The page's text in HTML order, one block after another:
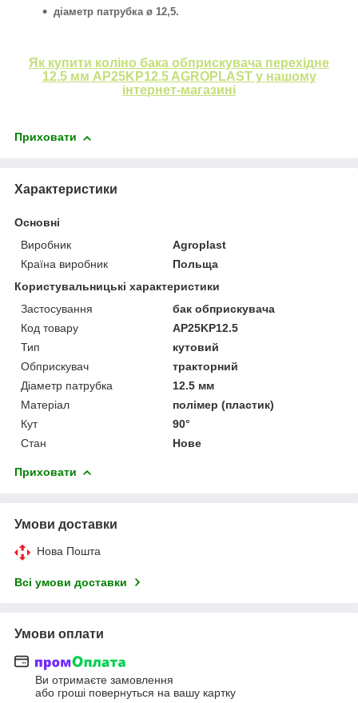
діаметр патрубка ø 12,5.
Як купити коліно бака обприскувача перехідне
12.5 мм AP25KP12.5 AGROPLAST у нашому
інтернет-магазині
Приховати
Характеристики
Основні
Виробник
Agroplast
Країна виробник
Польща
Користувальницькі характеристики
Застосування
бак обприскувача
Код товару
AP25KP12.5
Тип
кутовий
Обприскувач
тракторний
Діаметр патрубка
12.5 мм
Матеріал
полімер (пластик)
Кут
90°
Стан
Нове
Приховати
Умови доставки
Нова Пошта
Всі умови доставки
Умови оплати
Ви отримаєте замовлення
або гроші повернуться на вашу картку